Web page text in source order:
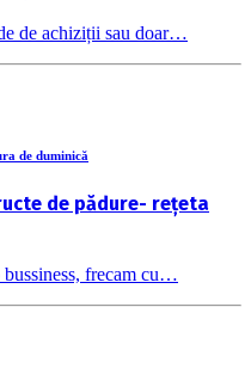
de achiziții sau doar…
de duminică
de pădure- rețeta
frecam cu…